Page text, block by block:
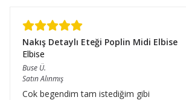
Nakış Detaylı Eteği Poplin Midi Elbise
Elbise
Buse Ü.
Satın Alınmış
Cok begendim tam istediğim gibi